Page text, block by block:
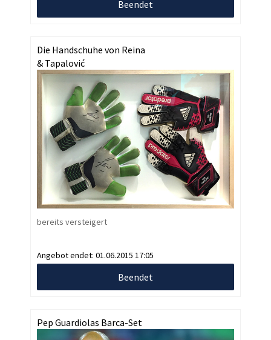
Beendet
Die Handschuhe von Reina
& Tapalović
bereits versteigert
Angebot endet: 01.06.2015 17:05
Beendet
Pep Guardiolas Barca-Set